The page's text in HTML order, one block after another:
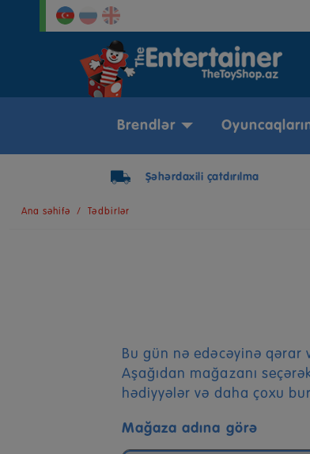
Brendlər
Şəhərdaxili çatdırılma
Ana səhifə Tədbirlər
Bu gün nə edəcəyinə
Aşağıdan mağazanı
hədiyyələr və daha çoxu
Mağaza adına görə